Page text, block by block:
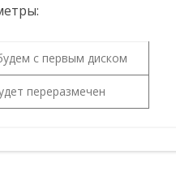
с первым диском
переразмечен